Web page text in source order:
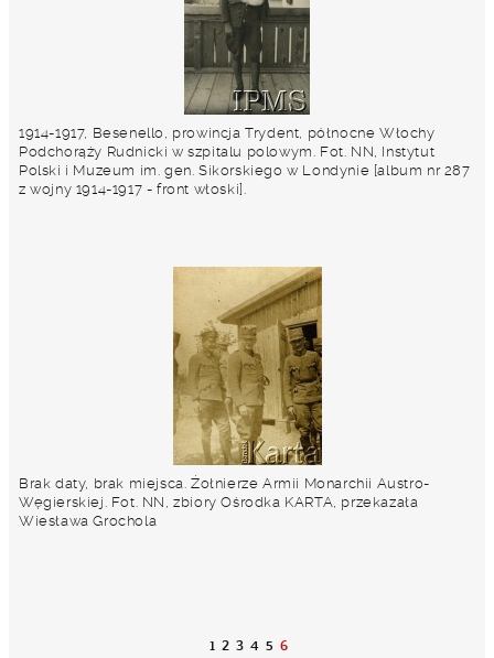
1914-1917, Besenello, prowincja Trydent, północne Włochy
Podchorąży Rudnicki w szpitalu polowym. Fot. NN, Instytut
Polski i Muzeum im. gen. Sikorskiego w Londynie [album nr 287
z wojny 1914-1917 - front włoski].
Brak daty, brak miejsca. Żołnierze Armii Monarchii Austro-
Węgierskiej. Fot. NN, zbiory Ośrodka KARTA, przekazała
Wiesława Grochola
1 2 3 4 5 6